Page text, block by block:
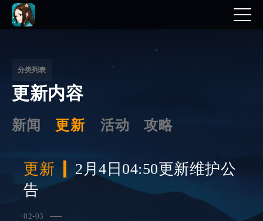
分类列表
更新内容
新闻 更新 活动 攻略
更新
2月4日04:50更新维护公
告
02-03
查看详情
文
分
页